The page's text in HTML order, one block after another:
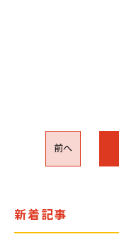
新着記事
前へ